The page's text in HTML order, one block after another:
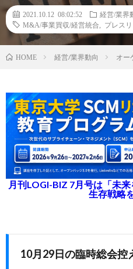
2021.10.12 08:02:52
経営/業界
M&A/事業買収/経営統合
プレス
HOME 経営/業界動向 オー
月刊LOGI-BIZ 7月号は「未
生存戦略
10月29日の臨時総会控